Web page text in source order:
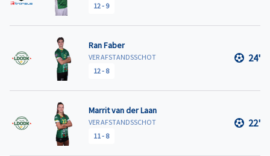
12- 9
Ran Faber
VER AFSTANDSSCHOT
12- 8
24'
Marrit van der Laan
VER AFSTANDSSCHOT
11- 8
22'